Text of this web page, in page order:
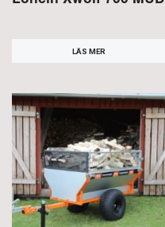
LÄS MER